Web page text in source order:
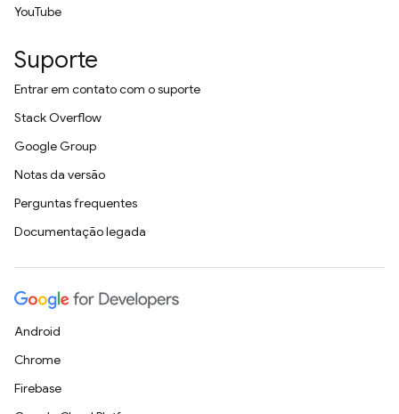
YouTube
Suporte
Entrar em contato com o suporte
Stack Overflow
Google Group
Notas da versão
Perguntas frequentes
Documentação legada
Android
Chrome
Firebase